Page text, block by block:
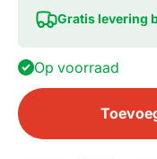
Gratis levering
Op voorraad